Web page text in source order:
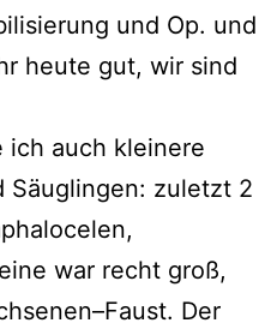
und Op. und
heute gut, wir sind
ich auch kleinere
Säuglingen: zuletzt 2
war recht groß,
Der